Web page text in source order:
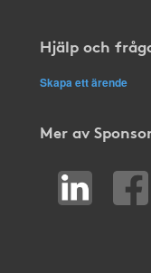
Hjälp och
Skapa ett ärende
Mer av